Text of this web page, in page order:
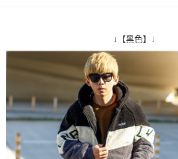
３．安心：先確認商品／服務後，再付款。
【「AFTEE先享後付」結帳流程】
１．於結帳方式選擇「AFTEE先享後付」後，將
結帳頁面，進行簡訊認證並確認金額後，即可完成
２．訂單成立數日內，您將收到繳費通知簡訊。
３．收到繳費通知簡訊後14天內，點擊此簡訊中的
ATM／網路銀行／等多元方式進行付款，方視為交
※ 請注意：結帳手續完成當下不需立刻繳費，但若
購買商品的店家。未經商家同意取消之訂單仍視為
後付繳納相關費用。
※ 交易是否成功請以「AFTEE先享後付 」之結帳頁
每筆NT$80，滿NT$1,800(含以上)免運費
先付款後全家取貨
每筆NT$80，滿NT$1,800(含以上)免運費
7-11付款取貨
每筆NT$80，滿NT$1,800(含以上)免運費
先付款後7-11取貨
↓【黑色】↓